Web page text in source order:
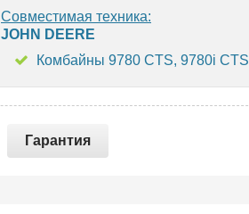
Совместимая техника:
JOHN DEERE
Комбайны 9780 CTS, 9780i CTS
Гарантия